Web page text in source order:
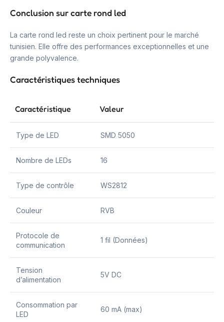
Conclusion sur carte rond led
La carte rond led reste un choix pertinent pour le marché
tunisien. Elle offre des performances exceptionnelles et une
grande polyvalence.
Caractéristiques techniques
Caractéristique Valeur
Type de LED SMD 5050
Nombre de LEDs 16
Type de contrôle WS2812
Couleur RVB
Protocole de
communication
1 fil (Données)
Tension
d’alimentation
5V DC
Consommation par
LED
60 mA (max)